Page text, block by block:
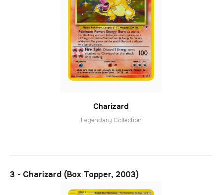
Charizard
Legendary Collection
3 - Charizard (Box Topper, 2003)